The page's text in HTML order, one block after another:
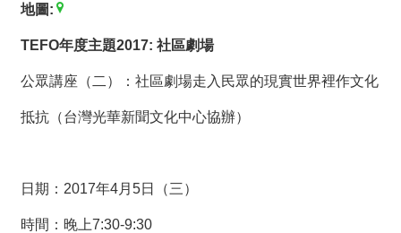
新
稿
站
入
地圖:
TEFO年度主題2017: 社區劇場
公眾講座（二）：社區劇場走入民眾的現實世界裡作文化
抵抗（台灣光華新聞文化中心協辦）
日期：2017年4月5日（三）
時間：晚上7:30-9:30